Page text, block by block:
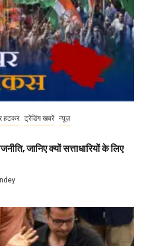
हटकर ट्रेंडिंग खबरें न्यूज़
जानिए क्यों सत्ताधारियों के लिए